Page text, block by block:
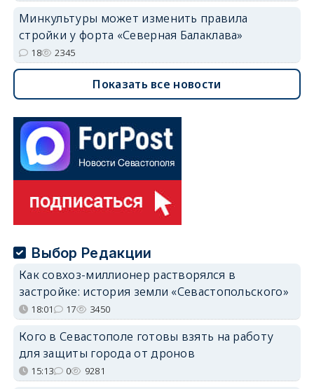
Минкультуры может изменить правила
стройки у форта «Северная Балаклава»
18 2345
Показать все новости
Выбор Редакции
Как совхоз-миллионер растворялся в
застройке: история земли «Севастопольского»
18:01 17 3450
Кого в Севастополе готовы взять на работу
для защиты города от дронов
15:13 0 9281